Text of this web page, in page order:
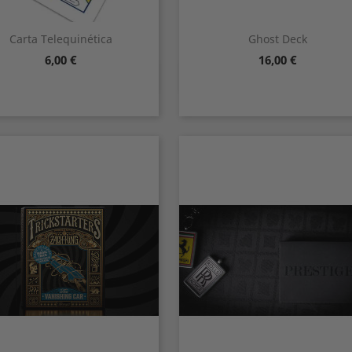
Carta Telequinética
Precio
6,00 €
Ghost Deck
Precio
16,00 €